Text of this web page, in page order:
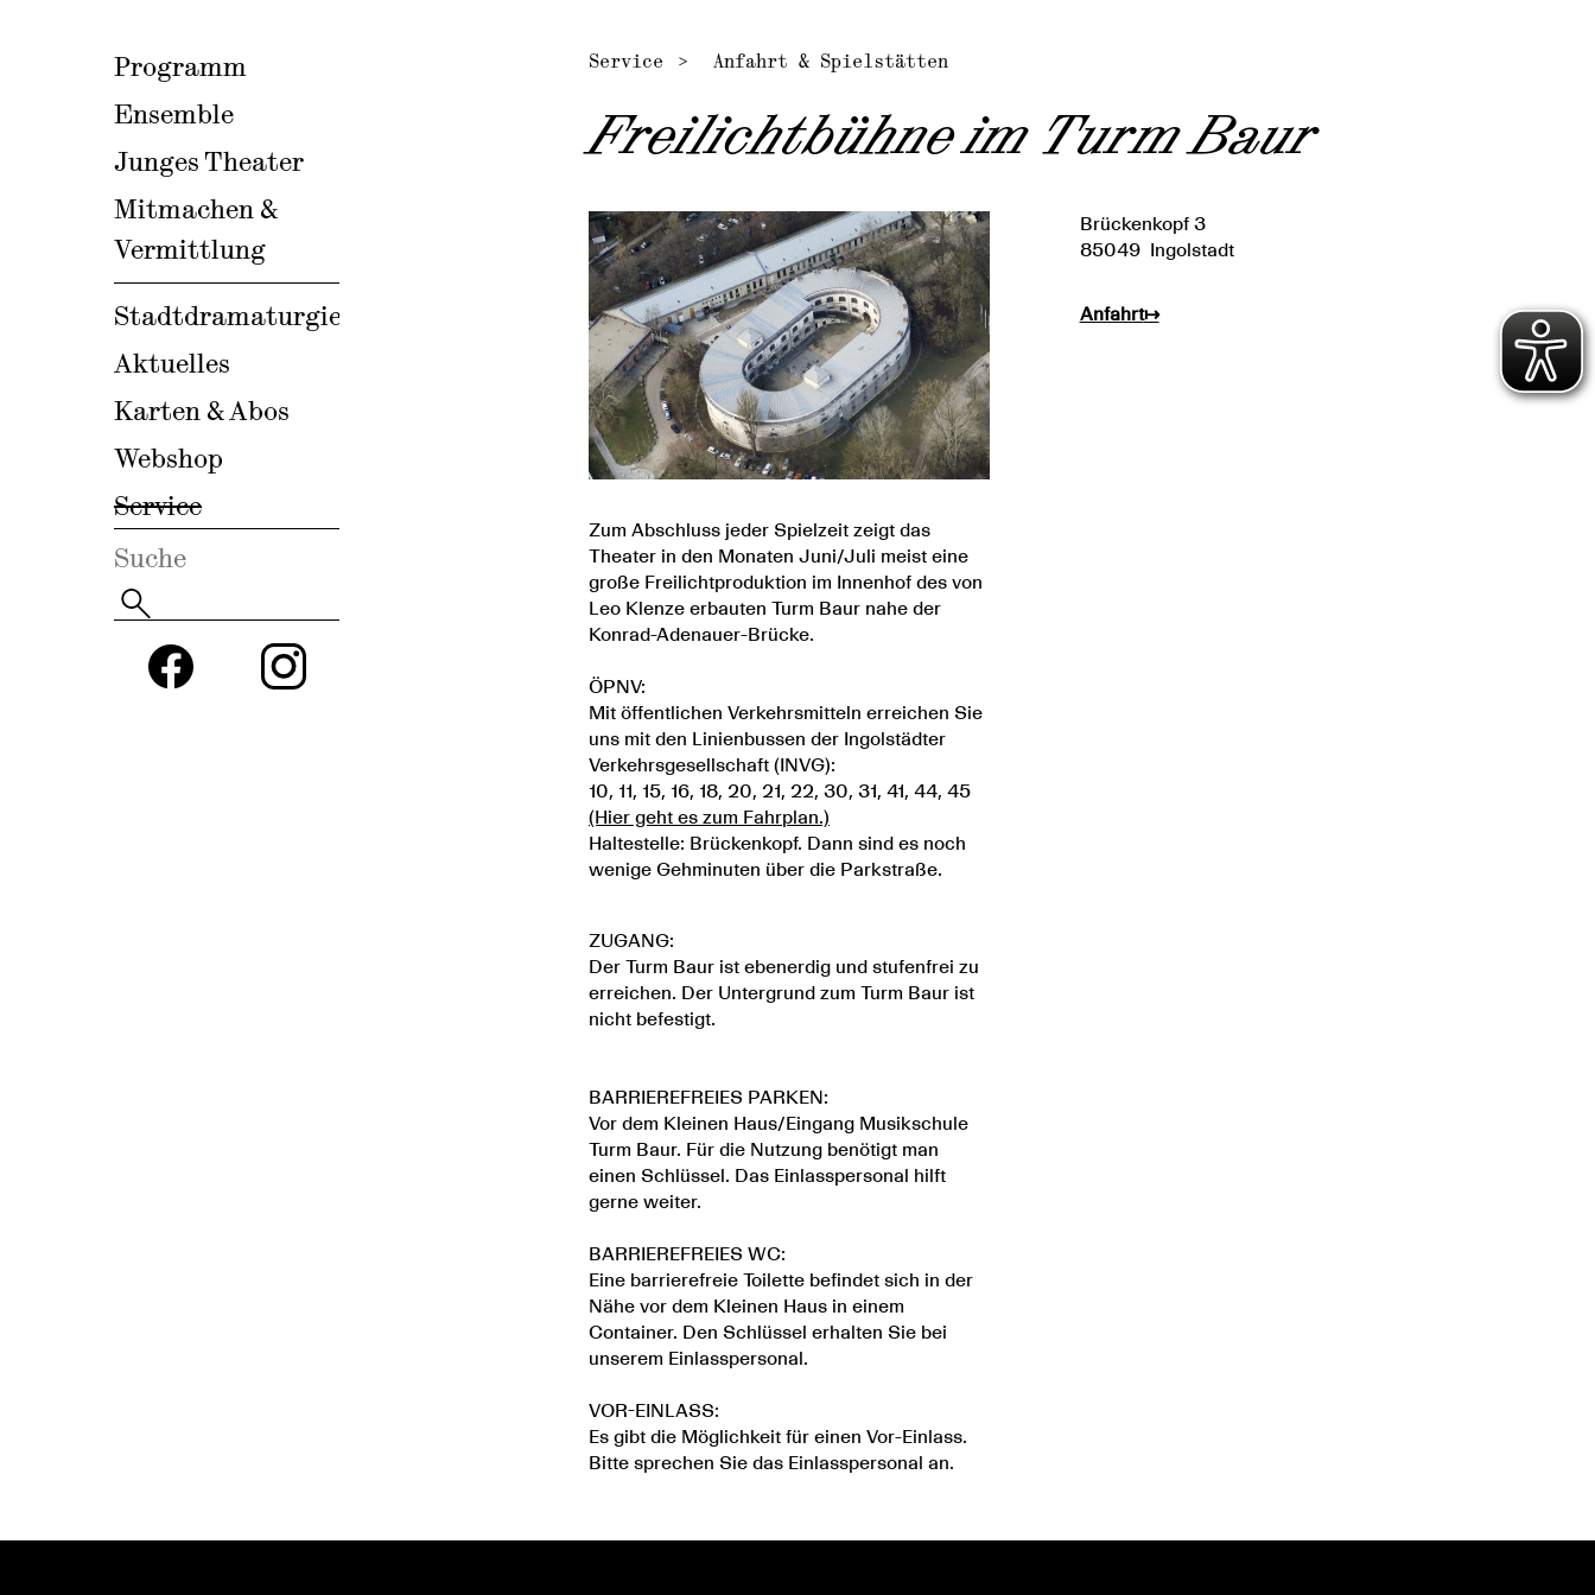
Programm
Ensemble
Junges Theater
Mitmachen &
Vermittlung
Stadtdramaturgie
Aktuelles
Karten & Abos
Webshop
Service
Service Anfahrt & Spielstätten
Freilichtbühne im Turm Baur
Zum Abschluss jeder Spielzeit zeigt das
Theater in den Monaten Juni/Juli meist eine
große Freilichtproduktion im Innenhof des von
Leo Klenze erbauten Turm Baur nahe der
Konrad-Adenauer-Brücke.
ÖPNV:
Mit öffentlichen Verkehrsmitteln erreichen Sie
uns mit den Linienbussen der Ingolstädter
Verkehrsgesellschaft (INVG):
10, 11, 15, 16, 18, 20, 21, 22, 30, 31, 41, 44, 45
(Hier geht es zum Fahrplan.)
Haltestelle: Brückenkopf. Dann sind es noch
wenige Gehminuten über die Parkstraße.
ZUGANG:
Der Turm Baur ist ebenerdig und stufenfrei zu
erreichen. Der Untergrund zum Turm Baur ist
nicht befestigt.
BARRIEREFREIES PARKEN:
Vor dem Kleinen Haus/Eingang Musikschule
Turm Baur. Für die Nutzung benötigt man
einen Schlüssel. Das Einlasspersonal hilft
gerne weiter.
BARRIEREFREIES WC:
Eine barrierefreie Toilette befindet sich in der
Nähe vor dem Kleinen Haus in einem
Container. Den Schlüssel erhalten Sie bei
unserem Einlasspersonal.
VOR-EINLASS:
Es gibt die Möglichkeit für einen Vor-Einlass.
Bitte sprechen Sie das Einlasspersonal an.
Brückenkopf 3
85049 Ingolstadt
Anfahrt